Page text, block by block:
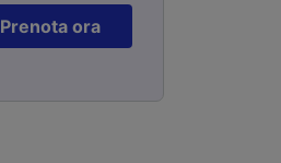
Prenota ora